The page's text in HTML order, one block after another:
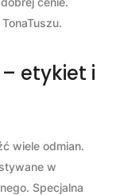
etykiet i
wiele odmian.
w
Specjalna